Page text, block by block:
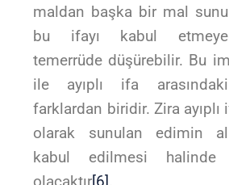
maldan başka bir mal
bu ifayı kabul
temerrüde düşürebilir. Bu
ile ayıplı ifa
farklardan biridir. Zira ayıplı
olarak sunulan edimin
kabul edilmesi
olacaktır[6].